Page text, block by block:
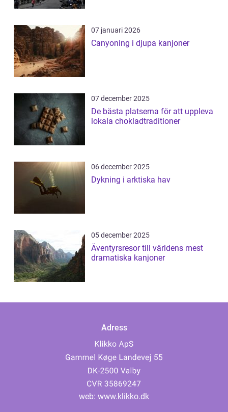
07 januari 2026
Canyoning i djupa kanjoner
07 december 2025
De bästa platserna för att uppleva
lokala chokladtraditioner
06 december 2025
Dykning i arktiska hav
05 december 2025
Äventyrsresor till världens mest
dramatiska kanjoner
Adress
web: www.klikko.dk